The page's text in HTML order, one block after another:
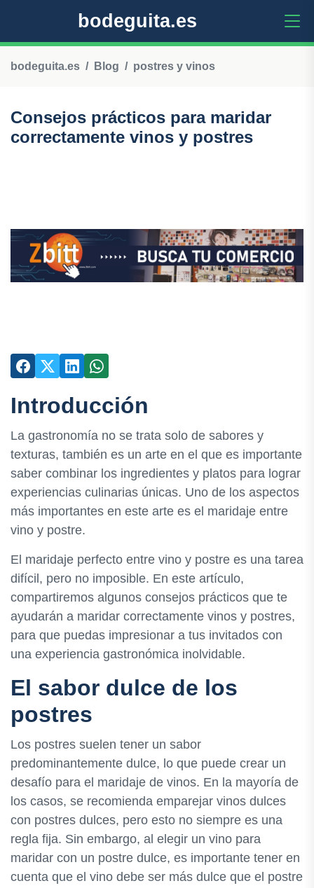
bodeguita.es
bodeguita.es Blog postres y vinos
Consejos prácticos para maridar
correctamente vinos y postres
Introducción
La gastronomía no se trata solo de sabores y
texturas, también es un arte en el que es importante
saber combinar los ingredientes y platos para lograr
experiencias culinarias únicas. Uno de los aspectos
más importantes en este arte es el maridaje entre
vino y postre.
El maridaje perfecto entre vino y postre es una tarea
difícil, pero no imposible. En este artículo,
compartiremos algunos consejos prácticos que te
ayudarán a maridar correctamente vinos y postres,
para que puedas impresionar a tus invitados con
una experiencia gastronómica inolvidable.
El sabor dulce de los
postres
Los postres suelen tener un sabor
predominantemente dulce, lo que puede crear un
desafío para el maridaje de vinos. En la mayoría de
los casos, se recomienda emparejar vinos dulces
con postres dulces, pero esto no siempre es una
regla fija. Sin embargo, al elegir un vino para
maridar con un postre dulce, es importante tener en
cuenta que el vino debe ser más dulce que el postre